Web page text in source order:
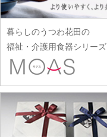
伊藤聡信
伊藤孝英
井銅心平
稲村真耶
イム サエム
イレヤガラス
岩舘隆（浄法寺）
熊谷峻
小泉敦信
こいずみみゆき
古賀雄二郎
小寺暁洋
須谷窯
土井康治朗
土井宏友
陶房独歩炎
徳永遊心
富山孝一
土本訓寛・土本久美子
樋山真弓
平岡正弘
平林秀幸
廣野俊彦
廣政毅
ふじい製作所
藤崎均
三留舞
宮岡麻衣子
宮崎孝彦
三輪周太郎
武曽健一
村田森
吉岡将弐
吉田学
余宮隆
暮らしのうつわ花田の
福祉・介護用食器シリーズ